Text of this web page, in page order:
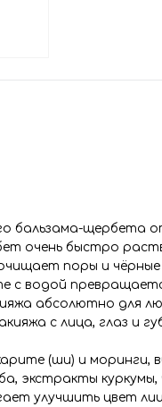
бальзама-щербета
очень быстро
поры и
с водой
абсолютно для
с лица, глаз и
(ши) и моринги,
экстракты
улучшить цвет